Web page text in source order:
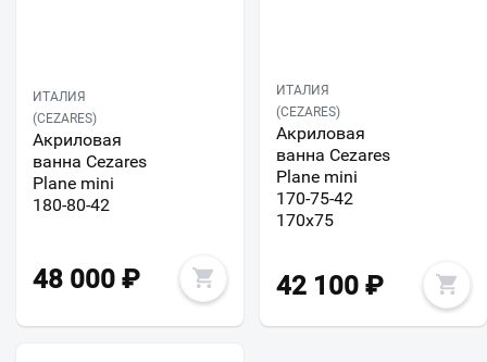
ИТАЛИЯ
(CEZARES)
Акриловая
ванна Cezares
Plane mini
180-80-42
48 000 ₽
ИТАЛИЯ
(CEZARES)
Акриловая
ванна Cezares
Plane mini
170-75-42
170х75
42 100 ₽